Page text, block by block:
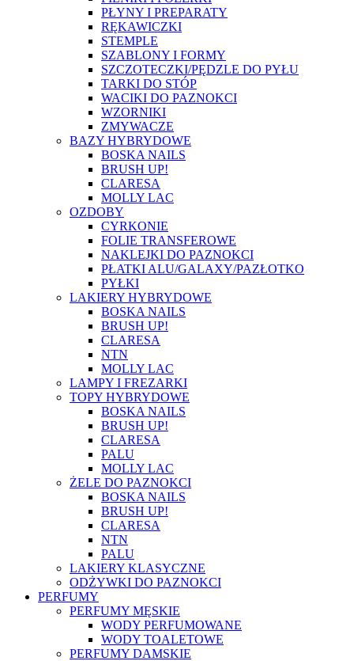
PŁYNY I PREPARATY
RĘKAWICZKI
STEMPLE
SZABLONY I FORMY
SZCZOTECZKI/PĘDZLE DO PYŁU
TARKI DO STÓP
WACIKI DO PAZNOKCI
WZORNIKI
ZMYWACZE
BAZY HYBRYDOWE
BOSKA NAILS
BRUSH UP!
CLARESA
MOLLY LAC
OZDOBY
CYRKONIE
FOLIE TRANSFEROWE
NAKLEJKI DO PAZNOKCI
PŁATKI ALU/GALAXY/PAZŁOTKO
PYŁKI
LAKIERY HYBRYDOWE
BOSKA NAILS
BRUSH UP!
CLARESA
NTN
MOLLY LAC
LAMPY I FREZARKI
TOPY HYBRYDOWE
BOSKA NAILS
BRUSH UP!
CLARESA
PALU
MOLLY LAC
ŻELE DO PAZNOKCI
BOSKA NAILS
BRUSH UP!
CLARESA
NTN
PALU
LAKIERY KLASYCZNE
ODŻYWKI DO PAZNOKCI
PERFUMY
PERFUMY MĘSKIE
WODY PERFUMOWANE
WODY TOALETOWE
PERFUMY DAMSKIE